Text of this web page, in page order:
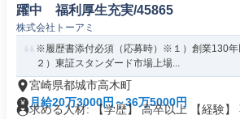
躍中 福利厚生充実/45865
株式会社トーアミ
※履歴書添付必須（応募時）※１）創業130年
２）東証スタンダード市場上場...
宮崎県都城市高木町
月給20万3000円～36万5000円
求める人材: 【学歴】 高卒以上 【経験】